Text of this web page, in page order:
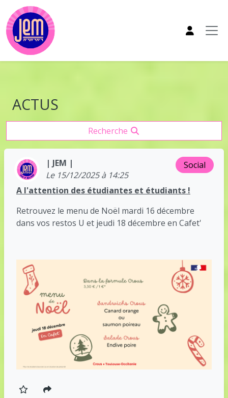
Aller au contenu principal
ACTUS
Recherche
| JEM |
Le 15/12/2025 à 14:25
Social
A l'attention des étudiantes et étudiants !
Retrouvez le menu de Noël mardi 16 décembre
dans vos restos U et jeudi 18 décembre en Cafet'